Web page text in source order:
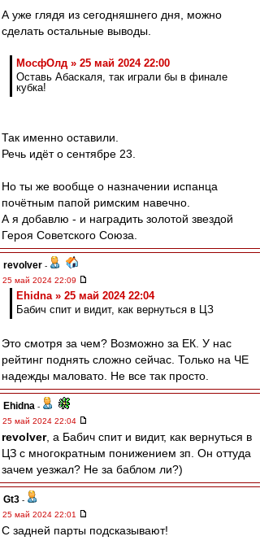
А уже глядя из сегодняшнего дня, можно
сделать остальные выводы.
МосфОлд » 25 май 2024 22:00
Оставь Абаскаля, так играли бы в финале
кубка!
Так именно оставили.
Речь идёт о сентябре 23.
Но ты же вообще о назначении испанца
почётным папой римским навечно.
А я добавлю - и наградить золотой звездой
Героя Советского Союза.
revolver -
25 май 2024 22:09
Ehidna » 25 май 2024 22:04
Бабич спит и видит, как вернуться в ЦЗ
Это смотря за чем? Возможно за ЕК. У нас
рейтинг поднять сложно сейчас. Только на ЧЕ
надежды маловато. Не все так просто.
Ehidna -
25 май 2024 22:04
revolver, а Бабич спит и видит, как вернуться в
ЦЗ с многократным понижением зп. Он оттуда
зачем уезжал? Не за баблом ли?)
Gt3 -
25 май 2024 22:01
С задней парты подсказывают!